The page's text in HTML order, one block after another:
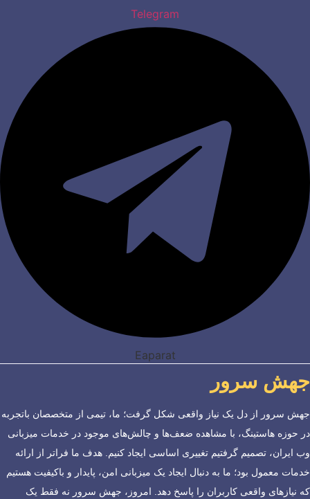
Telegram
Eaparat
جهش سرور
جهش سرور از دل یک نیاز واقعی شکل گرفت؛ ما، تیمی از متخصصان باتجربه
در حوزه هاستینگ، با مشاهده ضعف‌ها و چالش‌های موجود در خدمات میزبانی
وب ایران، تصمیم گرفتیم تغییری اساسی ایجاد کنیم. هدف ما فراتر از ارائه
خدمات معمول بود؛ ما به دنبال ایجاد یک میزبانی امن، پایدار و باکیفیت هستیم
که نیازهای واقعی کاربران را پاسخ دهد. امروز، جهش سرور نه فقط یک